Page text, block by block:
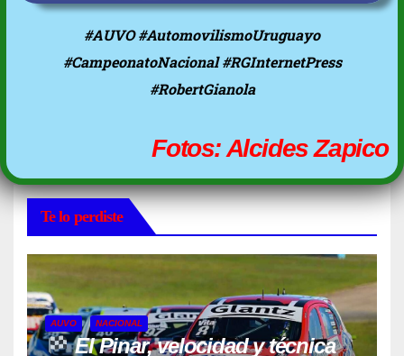
#AUVO #AutomovilismoUruguayo
#CampeonatoNacional #RGInternetPress
#RobertGianola
Fotos: Alcides Zapico
Te lo perdiste
AUVO NACIONAL
El Pinar, velocidad y técnica